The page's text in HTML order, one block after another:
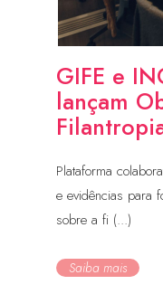
GIFE e
lançam
Plataforma
e evidências para
sobre a fi (...)
Saiba mais